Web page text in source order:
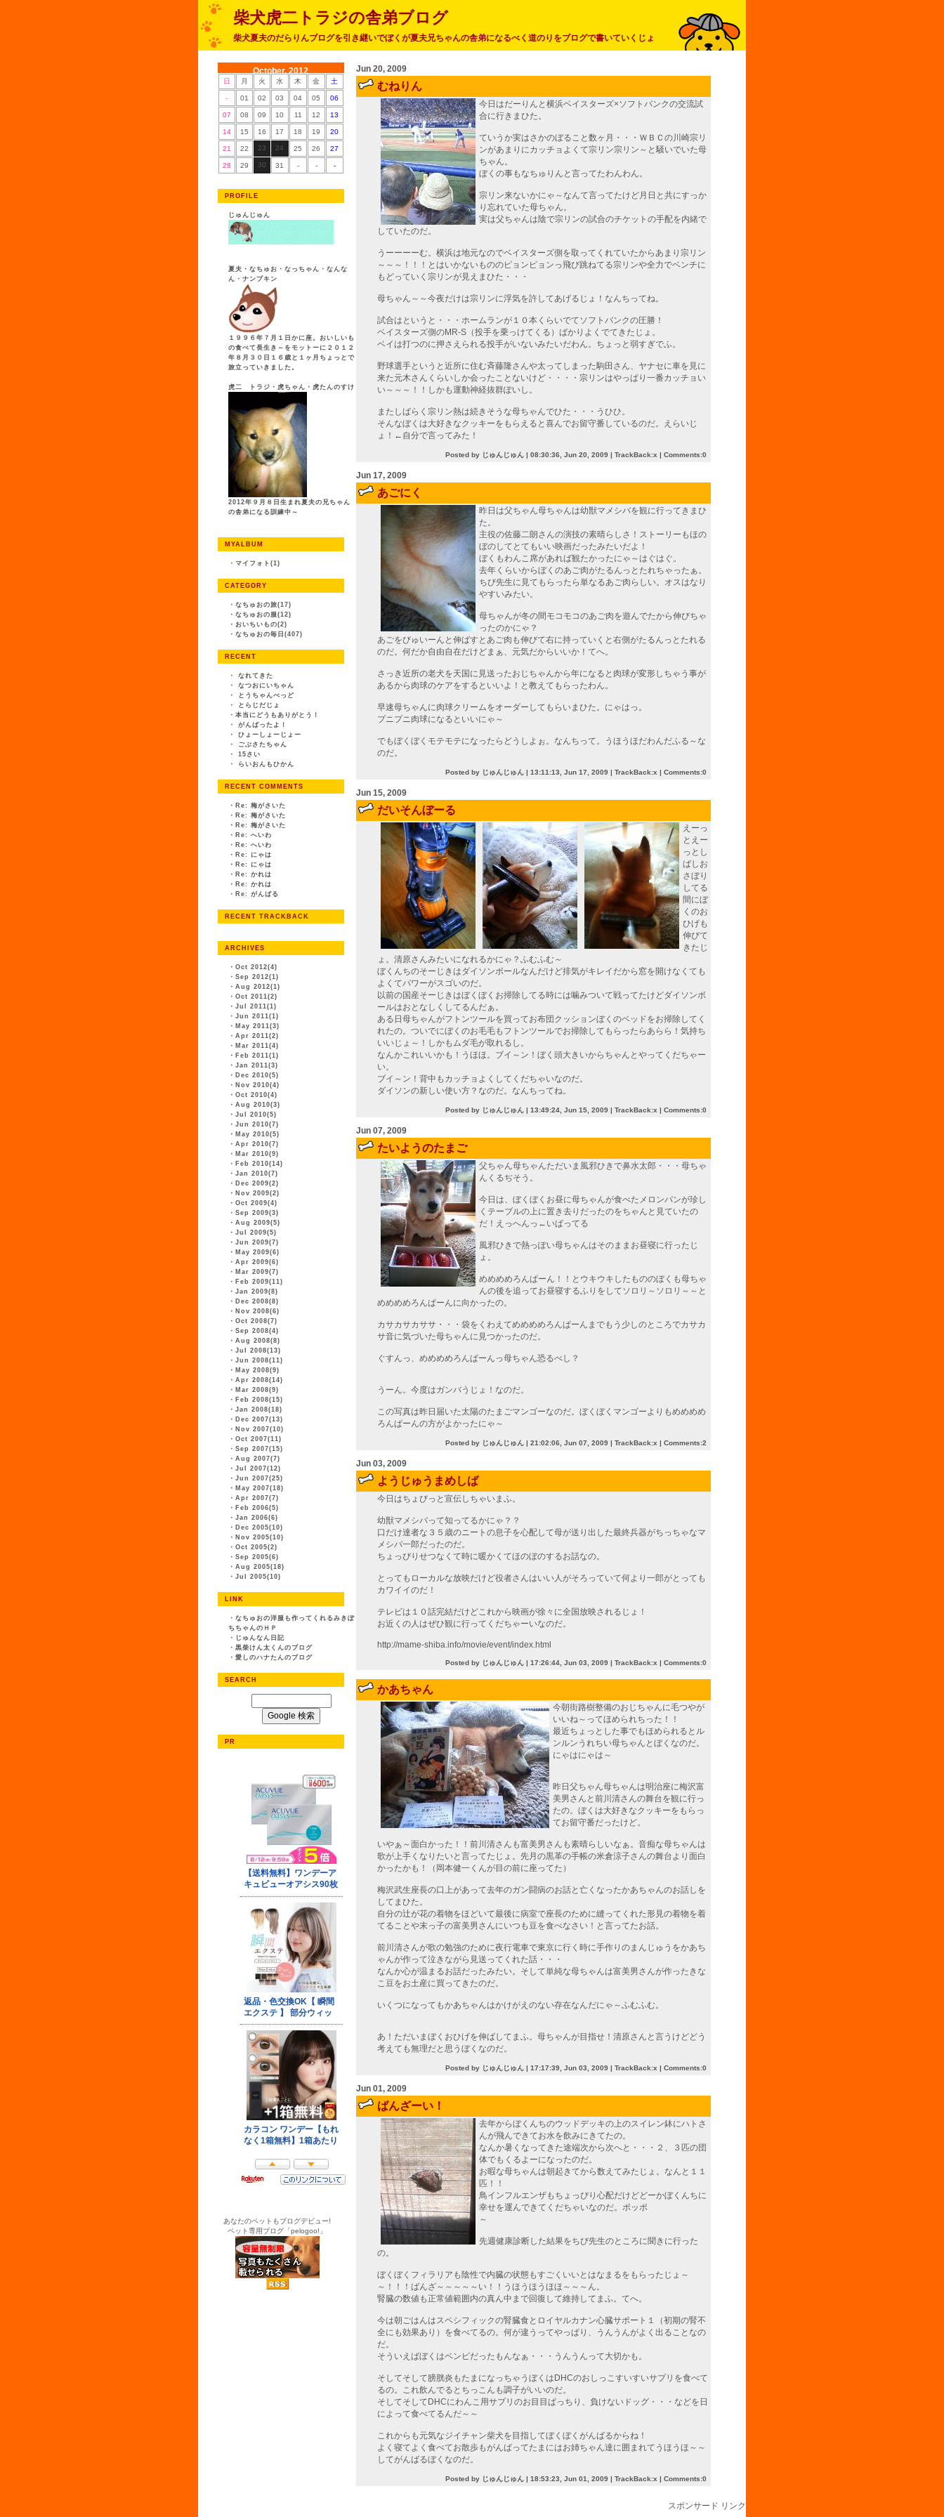
柴犬虎二トラジの舎弟ブログ
柴犬夏夫のだらりんブログを引き継いでぼくが夏夫兄ちゃんの舎弟になるべく道のりをブログで書いていくじょ
October, 2012
日 月 火 水 木 金 土
- 01 02 03 04 05 06
07 08 09 10 11 12 13
14 15 16 17 18 19 20
21 22 23 24 25 26 27
28 29 30 31 - - -
PROFILE
じゅんじゅん
夏夫・なちゅお・なっちゃん・なんな
ん・ナンプキン
１９９６年７月１日かに座。おいしいも
の食べて長生き～をモットーに２０１２
年８月３０日１６歳と１ヶ月ちょっとで
旅立っていきました。
虎二 トラジ・虎ちゃん・虎たんのすけ
2012年９月８日生まれ夏夫の兄ちゃん
の舎弟になる訓練中～
MYALBUM
・ マイフォト(1)
CATEGORY
・ なちゅおの旅(17)
・ なちゅおの服(12)
・ おいちいもの(2)
・ なちゅおの毎日(407)
RECENT
・
なれてきた
・
なつおにいちゃん
・
とうちゃんべっど
・
とらじだじょ
・ 本当にどうもありがとう！
・
がんばったよ！
・
ひょーしょーじょー
・
ごぶさたちゃん
・
15さい
・
らいおんもひかん
RECENT COMMENTS
・ Re: 梅がさいた
・ Re: 梅がさいた
・ Re: 梅がさいた
・ Re: へいわ
・ Re: へいわ
・ Re: にゃは
・ Re: にゃは
・ Re: かれは
・ Re: かれは
・ Re: がんばる
RECENT TRACKBACK
ARCHIVES
・ Oct 2012(4)
・ Sep 2012(1)
・ Aug 2012(1)
・ Oct 2011(2)
・ Jul 2011(1)
・ Jun 2011(1)
・ May 2011(3)
・ Apr 2011(2)
・ Mar 2011(4)
・ Feb 2011(1)
・ Jan 2011(3)
・ Dec 2010(5)
・ Nov 2010(4)
・ Oct 2010(4)
・ Aug 2010(3)
・ Jul 2010(5)
・ Jun 2010(7)
・ May 2010(5)
・ Apr 2010(7)
・ Mar 2010(9)
・ Feb 2010(14)
・ Jan 2010(7)
・ Dec 2009(2)
・ Nov 2009(2)
・ Oct 2009(4)
・ Sep 2009(3)
・ Aug 2009(5)
・ Jul 2009(5)
・ Jun 2009(7)
・ May 2009(6)
・ Apr 2009(6)
・ Mar 2009(7)
・ Feb 2009(11)
・ Jan 2009(8)
・ Dec 2008(8)
・ Nov 2008(6)
・ Oct 2008(7)
・ Sep 2008(4)
・ Aug 2008(8)
・ Jul 2008(13)
・ Jun 2008(11)
・ May 2008(9)
・ Apr 2008(14)
・ Mar 2008(9)
・ Feb 2008(15)
・ Jan 2008(18)
・ Dec 2007(13)
・ Nov 2007(10)
・ Oct 2007(11)
・ Sep 2007(15)
・ Aug 2007(7)
・ Jul 2007(12)
・ Jun 2007(25)
・ May 2007(18)
・ Apr 2007(7)
・ Feb 2006(5)
・ Jan 2006(6)
・ Dec 2005(10)
・ Nov 2005(10)
・ Oct 2005(2)
・ Sep 2005(6)
・ Aug 2005(18)
・ Jul 2005(10)
LINK
・ なちゅおの洋服も作ってくれるみきぽ
ちちゃんのＨＰ
・ じゅんなん日記
・ 黒柴けん太くんのブログ
・ 愛しのハナたんのブログ
SEARCH
PR
あなたのペットもブログデビュー!
ペット専用ブログ「pelogoo!」
Jun 20, 2009
むねりん
今日はだーりんと横浜ベイスターズ×ソフトバンクの交流試
合に行きまひた。
ていうか実はさかのぼること数ヶ月・・・ＷＢＣの川崎宗リ
ンがあまりにカッチョよくて宗リン宗リン～と騒いでいた母
ちゃん。
ぼくの事もなちゅりんと言ってたわんわん。
宗リン来ないかにゃ～なんて言ってたけど月日と共にすっか
り忘れていた母ちゃん。
実は父ちゃんは陰で宗リンの試合のチケットの手配を内緒で
していたのだ。
うーーーーむ。横浜は地元なのでベイスターズ側を取ってくれていたからあまり宗リン
～～～！！！とはいかないもののピョンピョンっ飛び跳ねてる宗リンや全力でベンチに
もどっていく宗リンが見えまひた・・・
母ちゃん～～今夜だけは宗リンに浮気を許してあげるじょ！なんちってね。
試合はというと・・・ホームランが１０本くらいでてソフトバンクの圧勝！
ベイスターズ側のMR-S（投手を乗っけてくる）ばかりよくでてきたじょ。
ベイは打つのに押さえられる投手がいないみたいだわん。ちょっと弱すぎでふ。
野球選手というと近所に住む斉藤隆さんや太ってしまった駒田さん、ヤナセに車を見に
来た元木さんくらいしか会ったことないけど・・・・宗リンはやっぱり一番カッチョい
い～～～！！しかも運動神経抜群ぽいし。
またしばらく宗リン熱は続きそうな母ちゃんでひた・・・うひひ。
そんなぼくは大好きなクッキーをもらえると喜んでお留守番しているのだ。えらいじ
ょ！←自分で言ってみた！
Posted by じゅんじゅん | 08:30:36, Jun 20, 2009 | TrackBack:x | Comments:0
Jun 17, 2009
あごにく
昨日は父ちゃん母ちゃんは幼獣マメシバを観に行ってきまひ
た。
主役の佐藤二朗さんの演技の素晴らしさ！ストーリーもほの
ぼのしてとてもいい映画だったみたいだよ！
ぼくもわんこ席があれば観たかったにゃ～はぐはぐ。
去年くらいからぼくのあご肉がたるんっとたれちゃったぁ。
ちび先生に見てもらったら単なるあご肉らしい。オスはなり
やすいみたい。
母ちゃんが冬の間モコモコのあご肉を遊んでたから伸びちゃ
ったのかにゃ？
あごをびゅいーんと伸ばすとあご肉も伸びて右に持っていくと右側がたるんっとたれる
のだ。何だか自由自在だけどまぁ、元気だからいいか！てへ。
さっき近所の老犬を天国に見送ったおじちゃんから年になると肉球が変形しちゃう事が
あるから肉球のケアをするといいよ！と教えてもらったわん。
早速母ちゃんに肉球クリームをオーダーしてもらいまひた。にゃはっ。
プニプニ肉球になるといいにゃ～
でもぼくぼくモテモテになったらどうしよぉ。なんちって。うほうほだわんだふる～な
のだ。
Posted by じゅんじゅん | 13:11:13, Jun 17, 2009 | TrackBack:x | Comments:0
Jun 15, 2009
だいそんぼーる
えーっ
とえー
っとし
ばしお
さぼり
してる
間にぼ
くのお
ひげも
伸びて
きたじ
ょ。清原さんみたいになれるかにゃ？ふむふむ～
ぼくんちのそーじきはダイソンボールなんだけど排気がキレイだから窓を開けなくても
よくてパワーがスゴいのだ。
以前の国産そーじきはぼくぼくお掃除してる時には噛みついて戦ってたけどダイソンボ
ールはおとなしくしてるんだぁ。
ある日母ちゃんがフトンツールを買ってお布団クッションぼくのベッドをお掃除してく
れたの。ついでにぼくのお毛毛もフトンツールでお掃除してもらったらあらら！気持ち
いいじょ～！しかもムダ毛が取れるし。
なんかこれいいかも！うほほ。ブイ～ン！ぼく頭大きいからちゃんとやってくだちゃー
い。
ブイ～ン！背中もカッチョよくしてくだちゃいなのだ。
ダイソンの新しい使い方？なのだ。なんちってね。
Posted by じゅんじゅん | 13:49:24, Jun 15, 2009 | TrackBack:x | Comments:0
Jun 07, 2009
たいようのたまご
父ちゃん母ちゃんただいま風邪ひきで鼻水太郎・・・母ちゃ
んくるぢそう。
今日は、ぼくぼくお昼に母ちゃんが食べたメロンパンが珍し
くテーブルの上に置き去りだったのをちゃんと見ていたの
だ！えっへんっ←いばってる
風邪ひきで熱っぽい母ちゃんはそのままお昼寝に行ったじ
ょ。
めめめめろんぱーん！！とウキウキしたもののぼくも母ちゃ
んの後を追ってお昼寝するふりをしてソロリ～ソロリ～～と
めめめめろんぱーんに向かったの。
カサカサカササ・・・袋をくわえてめめめめろんぱーんまでもう少しのところでカサカ
サ音に気づいた母ちゃんに見つかったのだ。
ぐすんっ、めめめめろんぱーんっ母ちゃん恐るべし？
うーん。今度はガンバうじょ！なのだ。
この写真は昨日届いた太陽のたまごマンゴーなのだ。ぼくぼくマンゴーよりもめめめめ
ろんぱーんの方がよかったにゃ～
Posted by じゅんじゅん | 21:02:06, Jun 07, 2009 | TrackBack:x | Comments:2
Jun 03, 2009
ようじゅうまめしば
今日はちょびっと宣伝しちゃいまふ。
幼獣マメシバって知ってるかにゃ？？
口だけ達者な３５歳のニートの息子を心配して母が送り出した最終兵器がちっちゃなマ
メシバ一郎だったのだ。
ちょっぴりせつなくて時に暖かくてほのぼのするお話なの。
とってもローカルな放映だけど役者さんはいい人がそろっていて何より一郎がとっても
カワイイのだ！
テレビは１０話完結だけどこれから映画が徐々に全国放映されるじょ！
お近くの人はぜひ観に行ってくだちゃーいなのだ。
http://mame-shiba.info/movie/event/index.html
Posted by じゅんじゅん | 17:26:44, Jun 03, 2009 | TrackBack:x | Comments:0
かあちゃん
今朝街路樹整備のおじちゃんに毛つやが
いいね～ってほめられちった！！
最近ちょっとした事でもほめられるとル
ンルンうれちい母ちゃんとぼくなのだ。
にゃはにゃは～
昨日父ちゃん母ちゃんは明治座に梅沢富
美男さんと前川清さんの舞台を観に行っ
たの。ぼくは大好きなクッキーをもらっ
てお留守番だったけど。
いやぁ～面白かった！！前川清さんも富美男さんも素晴らしいなぁ。音痴な母ちゃんは
歌が上手くなりたいと言ってたじょ。先月の黒革の手帳の米倉涼子さんの舞台より面白
かったかも！（岡本健一くんが目の前に座ってた）
梅沢武生座長の口上があって去年のガン闘病のお話と亡くなったかあちゃんのお話しを
してまひた。
自分の辻が花の着物をほどいて最後に病室で座長のために縫ってくれた形見の着物を着
てることや末っ子の富美男さんにいつも豆を食べなさい！と言ってたお話。
前川清さんが歌の勉強のために夜行電車で東京に行く時に手作りのまんじゅうをかあち
ゃんが作って泣きながら見送ってくれた話・・・
なんか心が温まるお話だったみたい。そして単純な母ちゃんは富美男さんが作ったきな
こ豆をお土産に買ってきたのだ。
いくつになってもかあちゃんはかけがえのない存在なんだにゃ～ふむふむ。
あ！ただいまぼくおひげを伸ばしてまふ。母ちゃんが目指せ！清原さんと言うけどどう
考えても無理だと思うぼくなのだ。
Posted by じゅんじゅん | 17:17:39, Jun 03, 2009 | TrackBack:x | Comments:0
Jun 01, 2009
ばんざーい！
去年からぼくんちのウッドデッキの上のスイレン鉢にハトさ
んが飛んできてお水を飲みにきてたの。
なんか暑くなってきた途端次から次へと・・・２、３匹の団
体でもくるよーになったのだ。
お暇な母ちゃんは朝起きてから数えてみたじょ。なんと１１
匹！！
鳥インフルエンザもちょっぴり心配だけどどーかぼくんちに
幸せを運んできてくだちゃいなのだ。ポッポ
～
先週健康診断した結果をちび先生のところに聞きに行った
の。
ぼくぼくフィラリアも陰性で内臓の状態もすごくいいとはなまるをもらったじょ～
～！！！ばんざ～～～～～い！！うほうほうほほ～～～ん。
腎臓の数値も正常値範囲内の真ん中まで回復して維持してまふ。てへ。
今は朝ごはんはスペシフィックの腎臓食とロイヤルカナン心臓サポート１（初期の腎不
全にも効果あり）を食べてるの。何が違うってやっぱり、うんうんがよく出ることなの
だ。
そういえばぼくはベンピだったもんなぁ・・・うんうんって大切かも。
そしてそして膀胱炎もたまになっちゃうぼくはDHCのおしっこすいすいサプリを食べて
るの。これ飲んでるとちっこんも調子がいいのだ。
そしてそしてDHCにわんこ用サプリのお目目ぱっちり、負けないドッグ・・・などを日
によって食べてるんだ～～
これからも元気なジイチャン柴犬を目指してぼくぼくがんばるからね！
よく寝てよく食べてお散歩もがんばってたまにはお姉ちゃん達に囲まれてうほうほ～～
してがんばるぼくなのだ。
Posted by じゅんじゅん | 18:53:23, Jun 01, 2009 | TrackBack:x | Comments:0
スポンサード リンク